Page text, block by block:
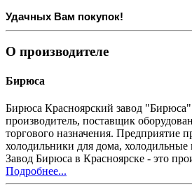
Удачных Вам покупок!
О производителе
Бирюса
Бирюса Красноярский завод
производитель, поставщик
торгового назначения. Предприятие
холодильники для дома, холодильные
Завод Бирюса в Красноярске - это
Подробнее...